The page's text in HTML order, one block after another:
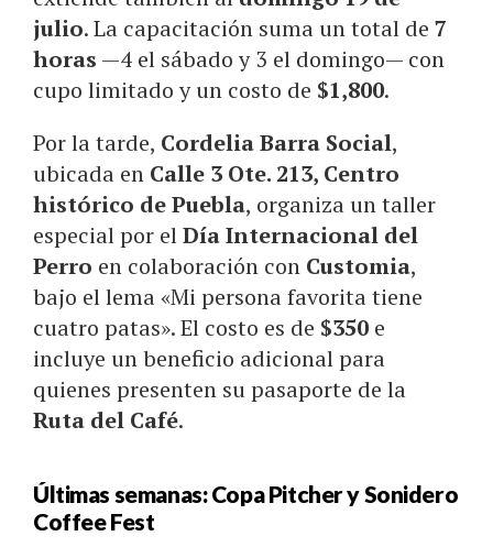
julio. La capacitación suma un total de 7
horas —4 el sábado y 3 el domingo— con
cupo limitado y un costo de $1,800.
Por la tarde, Cordelia Barra Social,
ubicada en Calle 3 Ote. 213, Centro
histórico de Puebla, organiza un taller
especial por elDía Internacional del
Perro en colaboración con Customia,
bajo el lema «Mi persona favorita tiene
cuatro patas». El costo es de $350 e
incluye un beneficio adicional para
quienes presenten su pasaporte de la
Ruta del Café.
Últimas semanas: Copa Pitcher y Sonidero
Coffee Fest